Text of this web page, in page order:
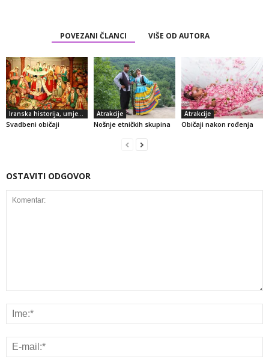
POVEZANI ČLANCI VIŠE OD AUTORA
Svadbeni običaji
Atrakcije
Nošnje etničkih skupina
Atrakcije
Običaji nakon rođenja
OSTAVITI ODGOVOR